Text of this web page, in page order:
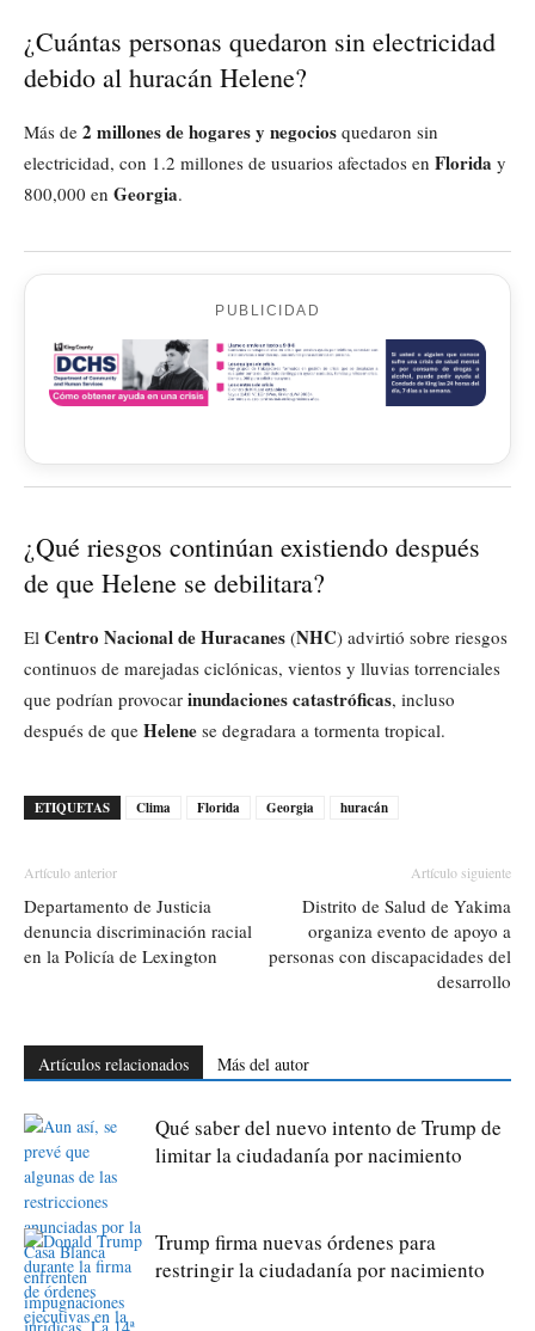
¿Cuántas personas quedaron sin electricidad
debido al huracán Helene?
Más de 2 millones de hogares y negocios quedaron sin
electricidad, con 1.2 millones de usuarios afectados en Florida y
800,000 en Georgia.
PUBLICIDAD
¿Qué riesgos continúan existiendo después
de que Helene se debilitara?
El Centro Nacional de Huracanes (NHC) advirtió sobre riesgos
continuos de marejadas ciclónicas, vientos y lluvias torrenciales
que podrían provocar inundaciones catastróficas, incluso
después de que Helene se degradara a tormenta tropical.
ETIQUETAS Clima Florida Georgia huracán
Artículo anterior
Departamento de Justicia
denuncia discriminación racial
en la Policía de Lexington
Artículo siguiente
Distrito de Salud de Yakima
organiza evento de apoyo a
personas con discapacidades del
desarrollo
Artículos relacionados Más del autor
Qué saber del nuevo intento de Trump de
limitar la ciudadanía por nacimiento
Trump firma nuevas órdenes para
restringir la ciudadanía por nacimiento